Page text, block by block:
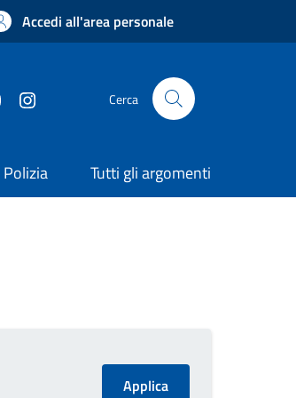
Accedi all'area personale
Cerca
Polizia Tutti gli argomenti